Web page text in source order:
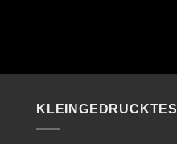
KLEINGEDRUCKTES